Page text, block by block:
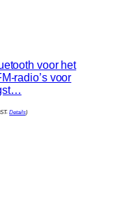
voor het
radio’s voor
Details)